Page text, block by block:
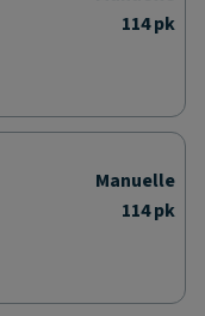
114 pk
Manuelle
114 pk